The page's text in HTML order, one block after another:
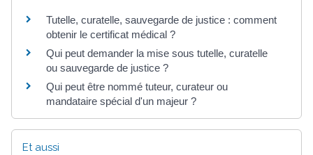
Tutelle, curatelle, sauvegarde de justice : comment
obtenir le certificat médical ?
Qui peut demander la mise sous tutelle, curatelle
ou sauvegarde de justice ?
Qui peut être nommé tuteur, curateur ou
mandataire spécial d'un majeur ?
Et aussi